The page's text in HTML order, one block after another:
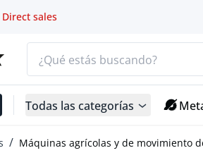
Direct sales
Todas las categorías
Máquinas agrícolas y de movimiento